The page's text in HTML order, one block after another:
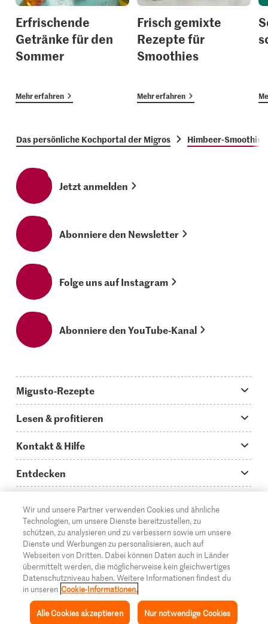
Inspiration Rezepte Mein Migusto Menü
Erfrischende
Getränke für den
Sommer
Mehr erfahren
Frisch gemixte
Rezepte für
Smoothies
Mehr erfahren
Das persönliche Kochportal der Migros Himbeer-Smoothie
Jetzt anmelden
Abonniere den Newsletter
Folge uns auf Instagram
Abonniere den YouTube-Kanal
Migusto-Rezepte
Was koche ich heute?
Hauptgerichte
Schnelle & einfache Rezepte
Apéro & Fingerfood
Backen
Rezepte für Familien & Kinder
Alle Rezeptkategorien
Lesen & profitieren
Storys
How to-Videos
Glossar
Migusto Login
Migusto Printmagazin
Wettbewerbe
Kontakt & Hilfe
Infos zum Kochen mit Migusto
Kontakt
Mediadaten Werbetreibende
Impressum
Rechtliche Hinweise
Datenschutz
Entdecken
Supermarkt
Migros Online
Über die Migros
Filialen
Cumulus
Migros-Magazin
© 2026 Migros-Genossenschafts-Bund
DE FR IT
Wir und unsere Partner verwenden Cookies und ähnliche
Technologien, um unsere Dienste bereitzustellen, zu
schützen, zu analysieren und zu verbessern sowie um unsere
Dienste und Werbungen zu personalisieren, auch auf
Webseiten von Dritten. Dabei können Daten auch in Länder
übermittelt werden, die möglicherweise kein gleichwertiges
Datenschutzniveau haben. Weitere Informationen findest du
in unseren Cookie-Informationen.
Nur notwendige Cookies
Alle Cookies akzeptieren